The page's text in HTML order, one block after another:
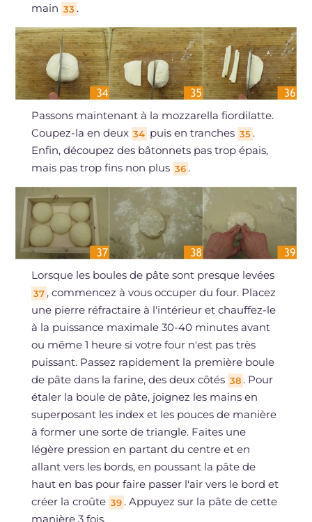
main 33 .
Passons maintenant à la mozzarella fiordilatte.
Coupez-la en deux 34 puis en tranches 35 .
Enfin, découpez des bâtonnets pas trop épais,
mais pas trop fins non plus 36 .
Lorsque les boules de pâte sont presque levées
37 , commencez à vous occuper du four. Placez
une pierre réfractaire à l'intérieur et chauffez-le
à la puissance maximale 30-40 minutes avant
ou même 1 heure si votre four n'est pas très
puissant. Passez rapidement la première boule
de pâte dans la farine, des deux côtés 38 . Pour
étaler la boule de pâte, joignez les mains en
superposant les index et les pouces de manière
à former une sorte de triangle. Faites une
légère pression en partant du centre et en
allant vers les bords, en poussant la pâte de
haut en bas pour faire passer l'air vers le bord et
créer la croûte 39 . Appuyez sur la pâte de cette
manière 3 fois.